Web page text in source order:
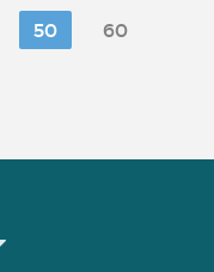
50 60